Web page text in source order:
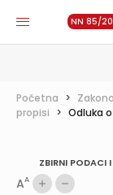
NN 85/
Početna >
propisi > Odluka
ZBIRNI PODACI
AA